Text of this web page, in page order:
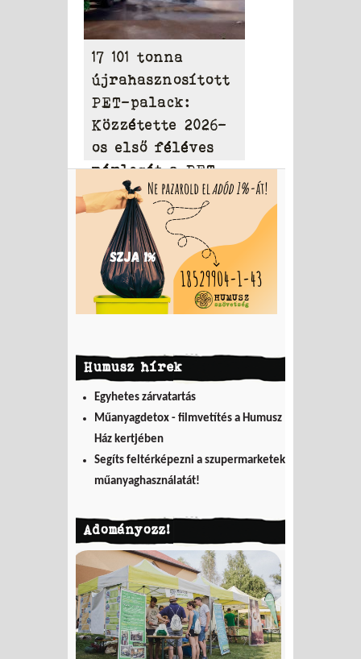
17 101 tonna
újrahasznosított
PET-palack:
Közzétette 2026-
os első féléves
mérlegét a PET
to PET
Humusz hírek
Egyhetes zárvatartás
Műanyagdetox - filmvetítés a Humusz
Ház kertjében
Segíts feltérképezni a szupermarketek
műanyaghasználatát!
Adományozz!